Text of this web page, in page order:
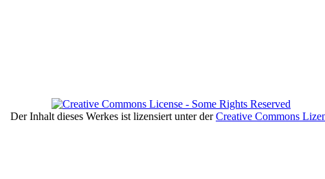
Der Inhalt dieses Werkes ist lizensiert unter derCreative Commons